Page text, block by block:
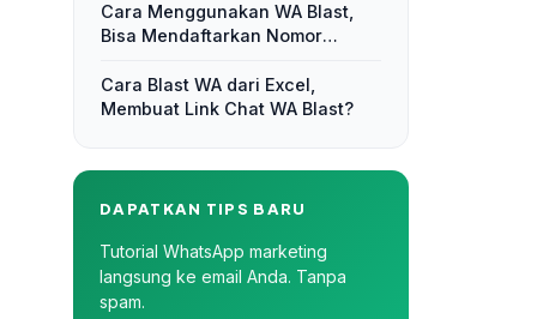
Cara Menggunakan WA Blast,
Bisa Mendaftarkan Nomor
Cara Blast WA dari Excel,
Membuat Link Chat WA Blast?
DAPATKAN TIPS BARU
Tutorial WhatsApp marketing
langsung ke email Anda. Tanpa
spam.